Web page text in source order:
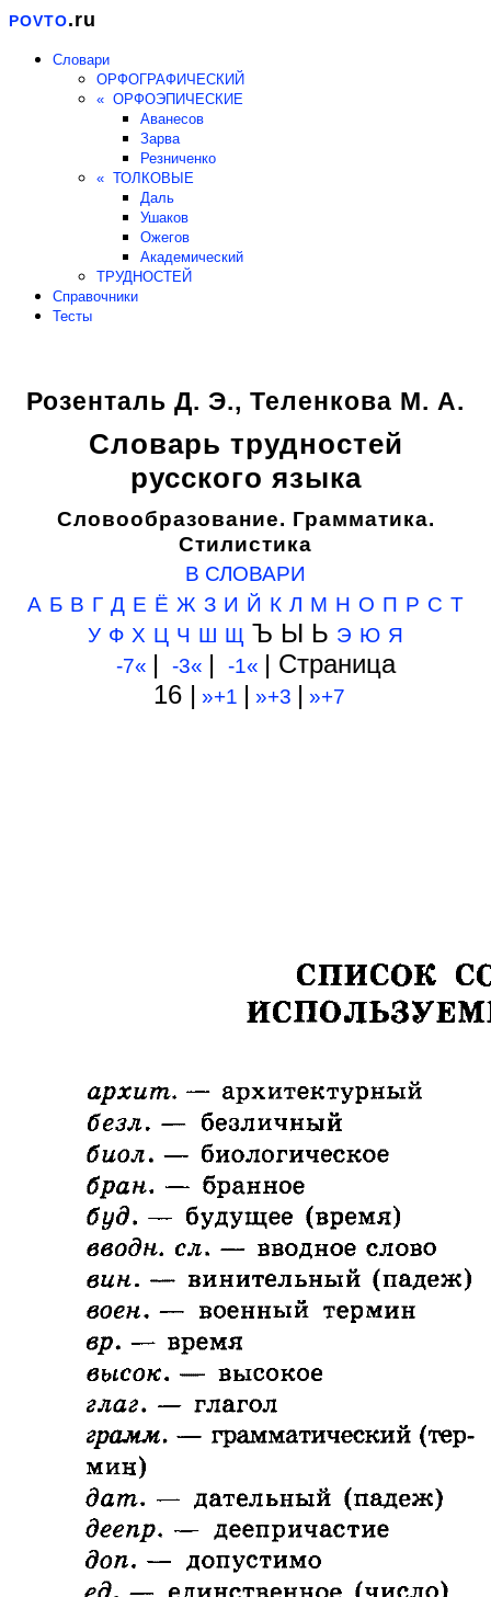
POVTO.ru
Словари
ОРФОГРАФИЧЕСКИЙ
« ОРФОЭПИЧЕСКИЕ
Аванесов
Зарва
Резниченко
« ТОЛКОВЫЕ
Даль
Ушаков
Ожегов
Академический
ТРУДНОСТЕЙ
Справочники
Тесты
Розенталь Д. Э., Теленкова М. А.
Словарь трудностей
русского языка
Словообразование. Грамматика.
Стилистика
В СЛОВАРИ
А Б В Г Д Е Ё Ж З И Й К Л М Н О П Р С Т
У Ф Х Ц Ч Ш Щ Ъ Ы Ь Э Ю Я
-7« | -3« | -1« | Cтраница
16 | »+1 | »+3 | »+7